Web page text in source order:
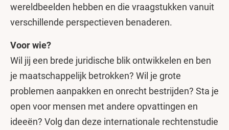
wereldbeelden hebben en die vraagstukken vanuit
verschillende perspectieven benaderen.
Voor wie?
Wil jij een brede juridische blik ontwikkelen en ben
je maatschappelijk betrokken? Wil je grote
problemen aanpakken en onrecht bestrijden? Sta je
open voor mensen met andere opvattingen en
ideeën? Volg dan deze internationale rechtenstudie